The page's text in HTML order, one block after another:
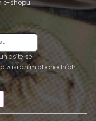
e-shopu.
se
a zasíláním obchodních